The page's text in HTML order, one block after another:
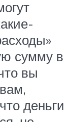
сумму в
вы
деньги